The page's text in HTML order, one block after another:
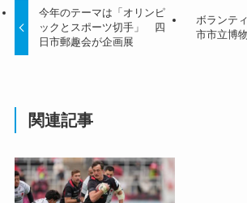
今年のテーマは「オリンピ
ックとスポーツ切手」 四
日市郵趣会が企画展
ボランテ
市市立博
関連記事